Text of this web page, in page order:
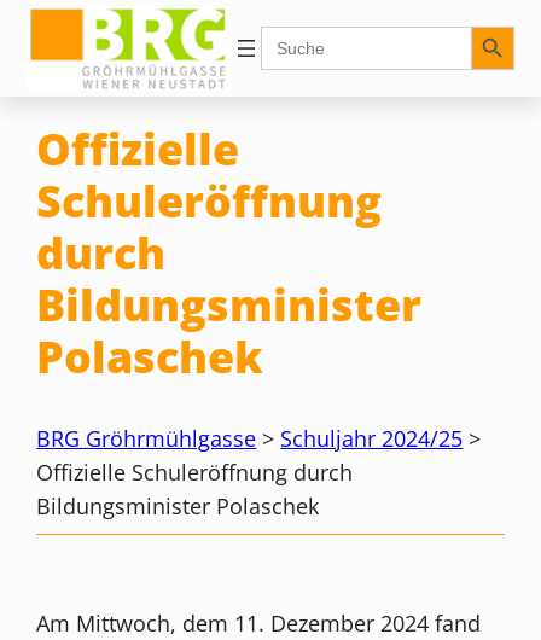
Inhalt
springen
Search
for:
Search Button
Offizielle
Schuleröffnung
durch
Bildungsminister
Polaschek
BRG Gröhrmühlgasse > Schuljahr 2024/25 >
Offizielle Schuleröffnung durch
Bildungsminister Polaschek
Am Mittwoch, dem 11. Dezember 2024 fand